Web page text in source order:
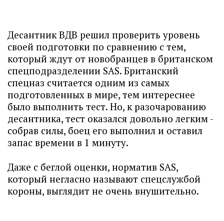
Десантник ВДВ решил проверить уровень
своей подготовки по сравнению с тем,
который ждут от новобранцев в британском
спецподразделении SAS. Британский
спецназ считается одним из самых
подготовленных в мире, тем интереснее
было выполнить тест. Но, к разочарованию
десантника, тест оказался довольно легким -
собрав силы, боец его выполнил и оставил
запас времени в 1 минуту.
Даже с беглой оценки, норматив SAS,
который негласно называют спецслужбой
короны, выглядит не очень внушительно.